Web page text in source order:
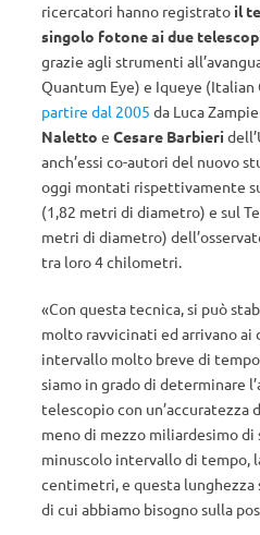
ricercatori hanno registrato il
singolo fotone ai due
grazie agli strumenti
Quantum Eye) e Iqueye (Italian
partire dal 2005 da Luca
Naletto e Cesare Barbieri
anch’essi co-autori del nuovo
oggi montati rispettivamente
(1,82 metri di diametro) e sul
metri di diametro)
tra loro 4 chilometri.
«Con questa tecnica, si può
molto ravvicinati ed arrivano ai
intervallo molto breve di
siamo in grado di determinare
telescopio con un’accuratezza
meno di mezzo miliardesimo di
minuscolo intervallo di tempo,
centimetri, e questa lunghezza
di cui abbiamo bisogno sulla